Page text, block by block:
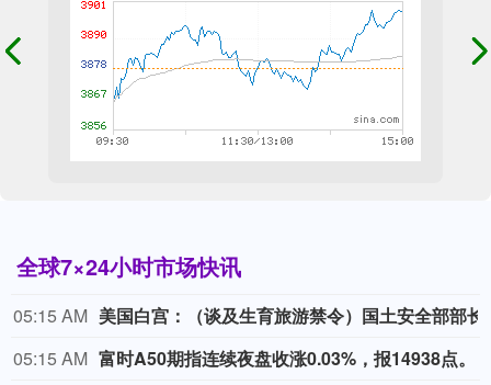
全球7×24小时市场快讯
05:15 AM
05:15 AM 富时A50期指连续夜盘收涨0.03%，报14938点。